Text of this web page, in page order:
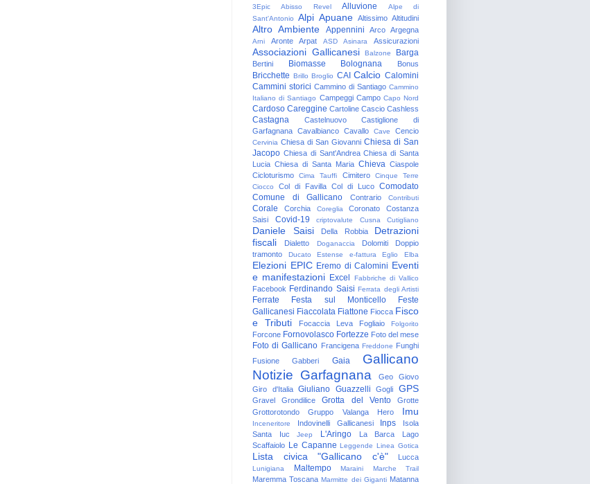
3Epic Abisso Revel Alluvione
Alpe di
Sant'Antonio
Alpi Apuane Altissimo Altitudini
Altro Ambiente Appennini Arco Argegna
Arni Aronte Arpat ASD Asinara Assicurazioni
Associazioni Gallicanesi Balzone Barga
Bertini Biomasse Bolognana Bonus
Bricchette Brillo Broglio CAI Calcio Calomini
Cammini storici Cammino di Santiago Cammino
Italiano di Santiago Campeggi Campo Capo Nord
Cardoso Careggine Cartoline Cascio Cashless
Castagna Castelnuovo
Castiglione di
Garfagnana Cavalbianco Cavallo Cave Cencio
Cervinia Chiesa di San Giovanni Chiesa di San
Jacopo Chiesa di Sant'Andrea Chiesa di Santa
Lucia Chiesa di Santa Maria Chieva Ciaspole
Cicloturismo
Cima Tauffi Cimitero
Cinque Terre
Ciocco
Col di Favilla Col di Luco Comodato
Comune di Gallicano
Contrario Contributi
Corale Corchia Coreglia Coronato
Costanza
Saisi
Covid-19 criptovalute Cusna Cutigliano
Daniele Saisi Della Robbia
Detrazioni
fiscali
Dialetto Doganaccia Dolomiti
Doppio
tramonto
Ducato Estense e-fattura Eglio Elba
Elezioni EPIC Eremo di Calomini Eventi
e manifestazioni Excel Fabbriche di Vallico
Facebook Ferdinando Saisi Ferrata degli Artisti
Ferrate Festa sul Monticello
Feste
Gallicanesi Fiaccolata Fiattone Fiocca Fisco
e Tributi
Focaccia Leva Fogliaio Folgorito
Forcone Fornovolasco Fortezze Foto del mese
Foto di Gallicano Francigena Freddone Funghi
Fusione
Gabberi Gaia
Gallicano
Notizie Garfagnana Geo
Giovo
Giro d'Italia
Giuliano Guazzelli Gogli GPS
Gravel Grondilice Grotta del Vento
Grotte
Grottorotondo
Gruppo Valanga Hero Imu
Inceneritore Indovinelli Gallicanesi Inps
Isola
Santa
Iuc Jeep L'Aringo La Barca
Lago
Scaffaiolo Le Capanne Leggende Linea Gotica
Lista civica "Gallicano c'è" Lucca
Lunigiana Maltempo Maraini Marche Trail
Maremma Toscana Marmitte dei Giganti Matanna